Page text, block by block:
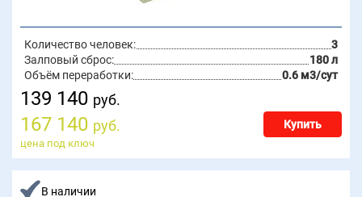
Количество человек:
3
Залповый сброс:
180 л
Объём переработки:
0.6 м3/сут
139 140 руб.
167 140 руб. Купить
цена под ключ
В наличии